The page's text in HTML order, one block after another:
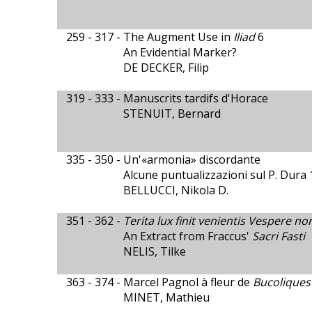
259 - 317 - The Augment Use in Iliad6
An Evidential Marker?
DE DECKER, Filip
319 - 333 - Manuscrits tardifs d'Horace
STENUIT, Bernard
335 - 350 - Un'«armonia» discordante
Alcune puntualizzazioni sul P. Dura
BELLUCCI, Nikola D.
351 - 362 - Terita lux finit venientis Vespere
An Extract from Fraccus' Sacri Fasti
NELIS, Tilke
363 - 374 - Marcel Pagnol à fleur de Bucoliques
MINET, Mathieu